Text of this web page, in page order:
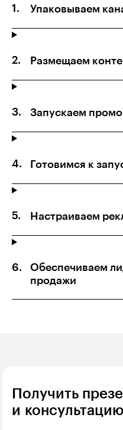
Упаковываем
Размещаем
Запускаем промо
Готовимся к
Настраиваем
Обеспечиваем
продажи
Получить
и